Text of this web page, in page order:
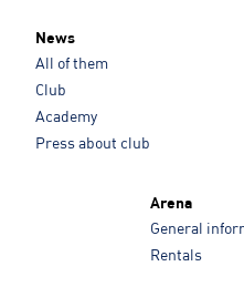
News
All of them
Club
Academy
Press about club
Arena
General
Rentals